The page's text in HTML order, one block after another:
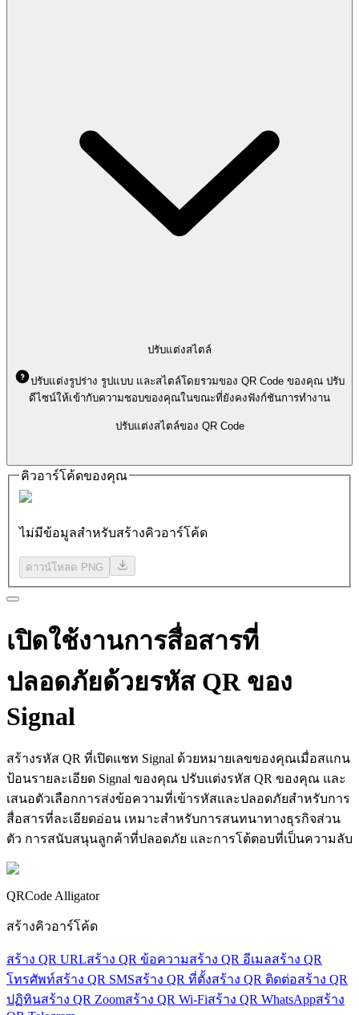
ปรับแต่งสไตล์
ปรับแต่งรูปร่าง รูปแบบ และสไตล์โดยรวมของ QR Code ของคุณ ปรับ
ดีไซน์ให้เข้ากับความชอบของคุณในขณะที่ยังคงฟังก์ชันการทำงาน
ปรับแต่งสไตล์ของ QR Code
คิวอาร์โค้ดของคุณ
ไม่มีข้อมูลสำหรับสร้างคิวอาร์โค้ด
ดาวน์โหลด PNG
เปิดใช้งานการสื่อสารที่
ปลอดภัยด้วยรหัส QR ของ
Signal
สร้างรหัส QR ที่เปิดแชท Signal ด้วยหมายเลขของคุณเมื่อสแกน
ป้อนรายละเอียด Signal ของคุณ ปรับแต่งรหัส QR ของคุณ และ
เสนอตัวเลือกการส่งข้อความที่เข้ารหัสและปลอดภัยสำหรับการ
สื่อสารที่ละเอียดอ่อน เหมาะสำหรับการสนทนาทางธุรกิจส่วน
ตัว การสนับสนุนลูกค้าที่ปลอดภัย และการโต้ตอบที่เป็นความลับ
QRCode Alligator
สร้างคิวอาร์โค้ด
สร้าง QR URLสร้าง QR ข้อความสร้าง QR อีเมลสร้าง QR
โทรศัพท์สร้าง QR SMSสร้าง QR ที่ตั้งสร้าง QR ติดต่อสร้าง QR
ปฏิทินสร้าง QR Zoomสร้าง QR Wi-Fiสร้าง QR WhatsAppสร้าง